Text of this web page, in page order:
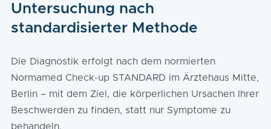
Untersuchung nach
standardisierter Methode
Die Diagnostik erfolgt nach dem normierten
Normamed Check-up STANDARD im Ärztehaus Mitte,
Berlin – mit dem Ziel, die körperlichen Ursachen Ihrer
Beschwerden zu finden, statt nur Symptome zu
behandeln.